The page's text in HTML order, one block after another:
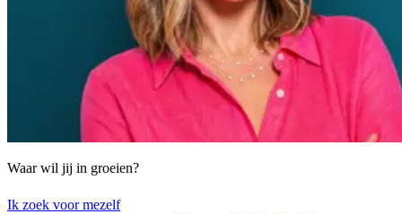
Waar wil jij in groeien?
Ik zoek voor mezelf